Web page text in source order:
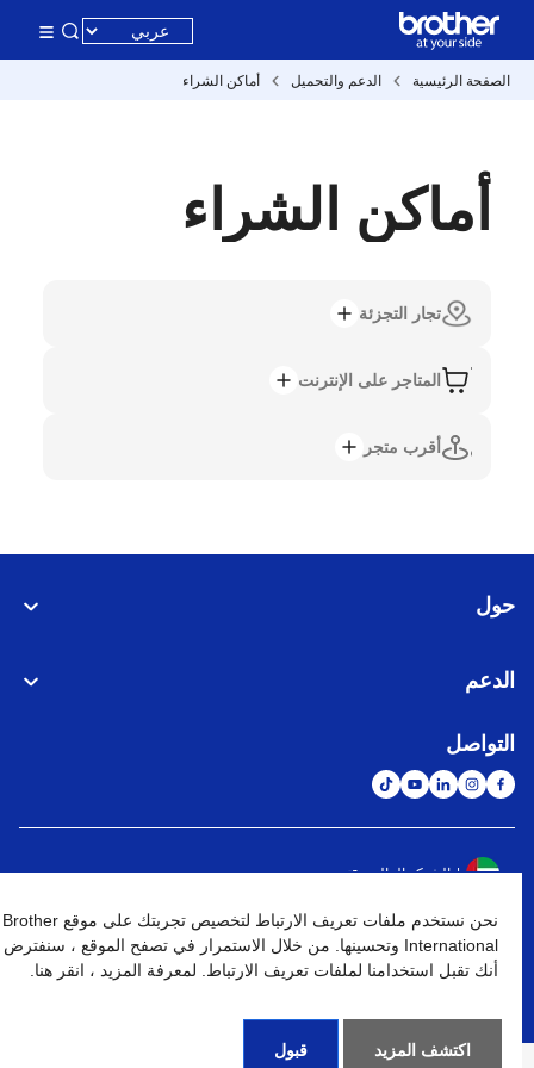
الصفحة الرئيسية الدعم والتحميل أماكن الشراء
أماكن الشراء
تجار التجزئة
المتاجر على الإنترنت
أقرب متجر
حول
الدعم
التواصل
الشبكة العالمية
نهج الخصوصية شروط الإستخدام خريطة الموقع الإنتقال إلى الموقع العالمي
كافة الحقوق محفوظة. BROTHER INTERNATIONAL (GULF) FZE
نحن نستخدم ملفات تعريف الارتباط لتخصيص تجربتك على موقع Brother
International وتحسينها. من خلال الاستمرار في تصفح الموقع ، سنفترض
أنك تقبل استخدامنا لملفات تعريف الارتباط. لمعرفة المزيد ، انقر هنا.
اكتشف المزيد قبول